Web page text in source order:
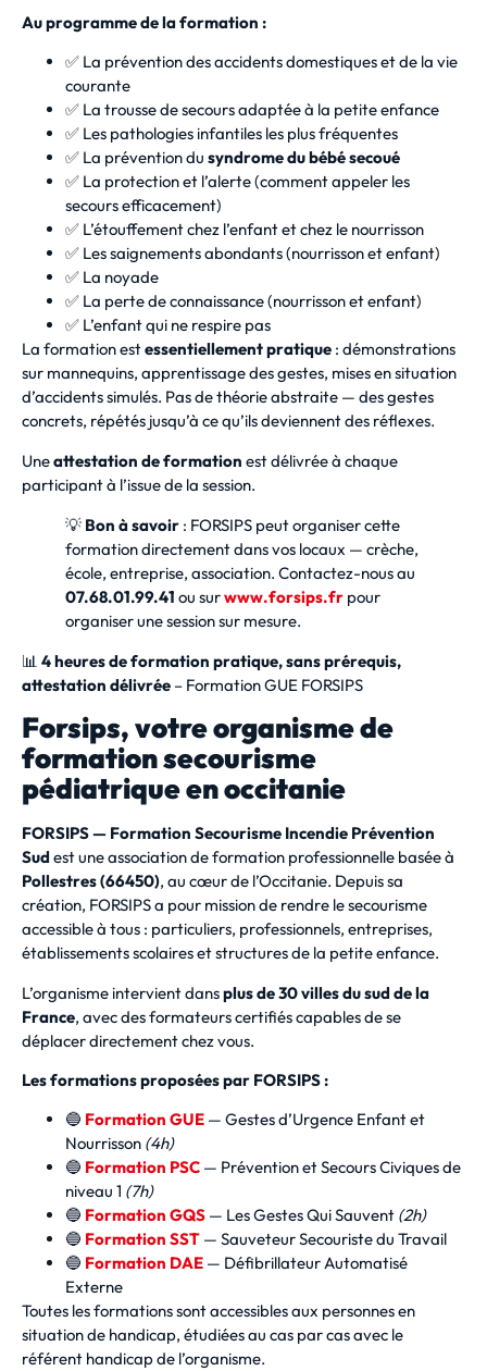
Au programme de la formation :
✅ La prévention des accidents domestiques et de la vie
courante
✅ La trousse de secours adaptée à la petite enfance
✅ Les pathologies infantiles les plus fréquentes
✅ La prévention du syndrome du bébé secoué
✅ La protection et l’alerte (comment appeler les
secours efficacement)
✅ L’étouffement chez l’enfant et chez le nourrisson
✅ Les saignements abondants (nourrisson et enfant)
✅ La noyade
✅ La perte de connaissance (nourrisson et enfant)
✅ L’enfant qui ne respire pas
La formation estessentiellement pratique : démonstrations
sur mannequins, apprentissage des gestes, mises en situation
d’accidents simulés. Pas de théorie abstraite — des gestes
concrets, répétés jusqu’à ce qu’ils deviennent des réflexes.
Uneattestation de formation est délivrée à chaque
participant à l’issue de la session.
💡 Bon à savoir : FORSIPS peut organiser cette
formation directement dans vos locaux — crèche,
école, entreprise, association. Contactez-nous au
07.68.01.99.41 ou surwww.forsips.fr pour
organiser une session sur mesure.
📊 4 heures de formation pratique, sans prérequis,
attestation délivrée – Formation GUE FORSIPS
Forsips, votre organisme de
formation secourisme
pédiatrique en occitanie
FORSIPS — Formation Secourisme Incendie Prévention
Sudest une association de formation professionnelle basée à
Pollestres (66450), au cœur de l’Occitanie. Depuis sa
création, FORSIPS a pour mission de rendre le secourisme
accessible à tous : particuliers, professionnels, entreprises,
établissements scolaires et structures de la petite enfance.
L’organisme intervient dansplus de 30 villes du sud de la
France, avec des formateurs certifiés capables de se
déplacer directement chez vous.
Les formations proposées par FORSIPS :
🔵 Formation GUE — Gestes d’Urgence Enfant et
Nourrisson (4h)
🔵 Formation PSC — Prévention et Secours Civiques de
niveau 1 (7h)
🔵 Formation GQS — Les Gestes Qui Sauvent (2h)
🔵 Formation SST — Sauveteur Secouriste du Travail
🔵 Formation DAE — Défibrillateur Automatisé
Externe
Toutes les formations sont accessibles aux personnes en
situation de handicap, étudiées au cas par cas avec le
référent handicap de l’organisme.